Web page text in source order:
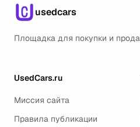
usedcars
Площадка для покупки и
UsedCars.ru
Миссия сайта
Правила публикации